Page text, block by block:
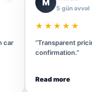
car
M
5 gün əvvəl
★★★★★
“Transparent
confirmation.”
Read more